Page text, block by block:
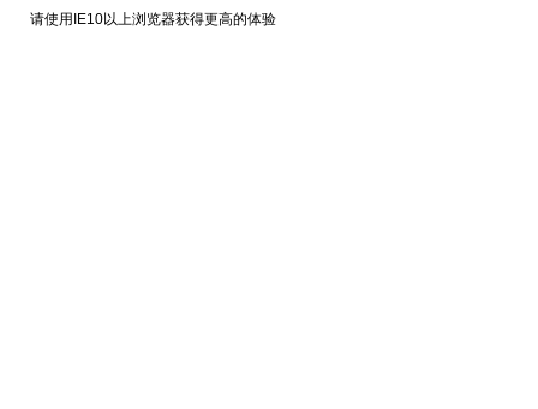
请使用IE10以上浏览器获得更高的体验